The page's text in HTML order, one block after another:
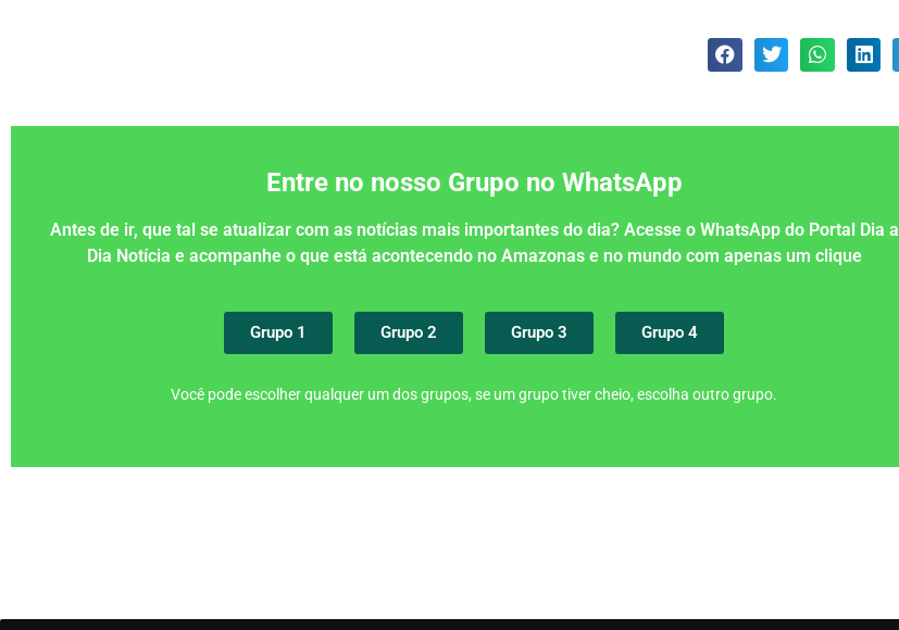
Entre no nosso Grupo no WhatsApp
Antes de ir, que tal se atualizar com as notícias mais importantes do dia? Acesse o WhatsApp do Portal Dia a
Dia Notícia e acompanhe o que está acontecendo no Amazonas e no mundo com apenas um clique
Grupo 1 Grupo 2 Grupo 3 Grupo 4
Você pode escolher qualquer um dos grupos, se um grupo tiver cheio, escolha outro grupo.